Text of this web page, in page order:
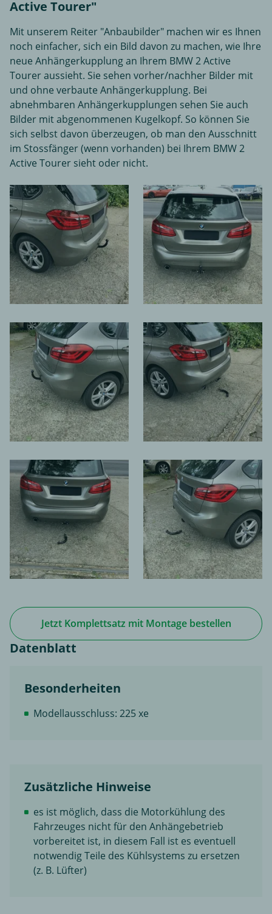
Active Tourer"
Mit unserem Reiter "Anbaubilder" machen wir es Ihnen
noch einfacher, sich ein Bild davon zu machen, wie Ihre
neue Anhängerkupplung an Ihrem BMW 2 Active
Tourer aussieht. Sie sehen vorher/nachher Bilder mit
und ohne verbaute Anhängerkupplung. Bei
abnehmbaren Anhängerkupplungen sehen Sie auch
Bilder mit abgenommenen Kugelkopf. So können Sie
sich selbst davon überzeugen, ob man den Ausschnitt
im Stossfänger (wenn vorhanden) bei Ihrem BMW 2
Active Tourer sieht oder nicht.
Jetzt Komplettsatz mit Montage bestellen
Datenblatt
Besonderheiten
Modellausschluss: 225 xe
Zusätzliche Hinweise
es ist möglich, dass die Motorkühlung des
Fahrzeuges nicht für den Anhängebetrieb
vorbereitet ist, in diesem Fall ist es eventuell
notwendig Teile des Kühlsystems zu ersetzen
(z. B. Lüfter)